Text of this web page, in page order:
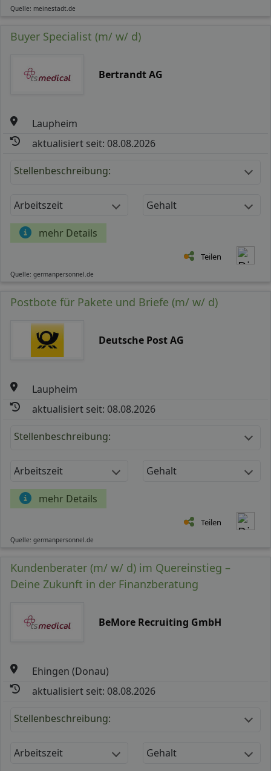
Quelle: meinestadt.de
Buyer Specialist (m/ w/ d)
Bertrandt AG
Laupheim
aktualisiert seit: 08.08.2026
Stellenbeschreibung:
Arbeitszeit Gehalt
mehr Details
Teilen
Quelle: germanpersonnel.de
Postbote für Pakete und Briefe (m/ w/ d)
Deutsche Post AG
Laupheim
aktualisiert seit: 08.08.2026
Stellenbeschreibung:
Arbeitszeit Gehalt
mehr Details
Teilen
Quelle: germanpersonnel.de
Kundenberater (m/ w/ d) im Quereinstieg –
Deine Zukunft in der Finanzberatung
BeMore Recruiting GmbH
Ehingen (Donau)
aktualisiert seit: 08.08.2026
Stellenbeschreibung:
Arbeitszeit Gehalt